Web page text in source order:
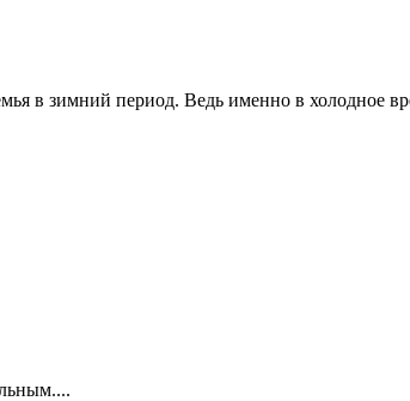
в зимний период. Ведь именно в холодное